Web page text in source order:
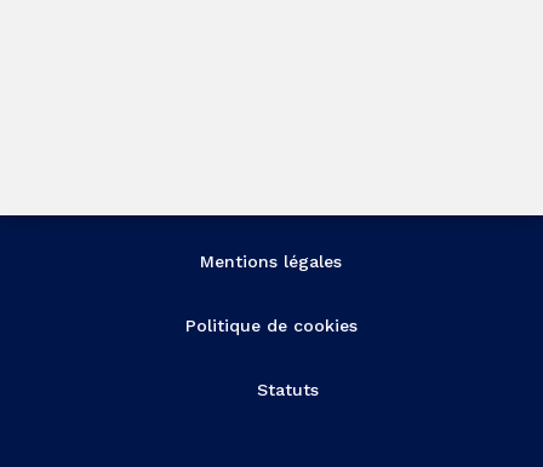
Mentions légales
Politique de cookies
Statuts